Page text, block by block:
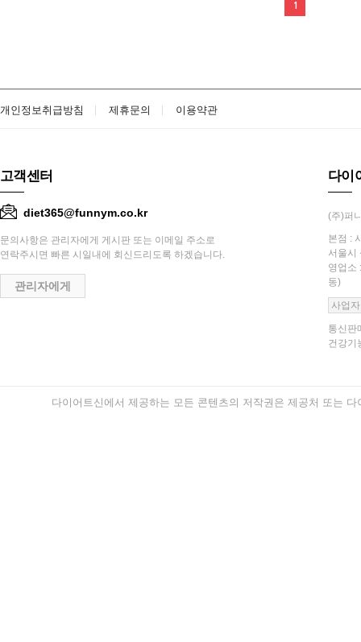
1
개인정보취급방침 제휴문의 이용약관
고객센터
diet365@funnym.co.kr
문의사항은 관리자에게 게시판 또는 이메일 주소로
연락주시면 빠른 시일내에 회신드리도록 하겠습니다.
관리자에게
다이
(주)퍼
본점 :
서울시
영업소
동)
사업
통신판
건강기
다이어트신에서 제공하는 모든 콘텐츠의 저작권은 제공처 또는